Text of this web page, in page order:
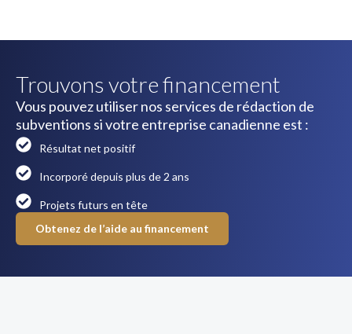
Trouvons votre financement
Vous pouvez utiliser nos services de rédaction de
subventions si votre entreprise canadienne est :
Résultat net positif
Incorporé depuis plus de 2 ans
Projets futurs en tête
Obtenez de l’aide au financement